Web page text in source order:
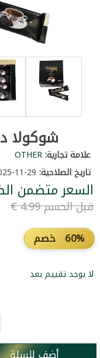
شوكولا
علامة تجارية:OTHER
تاريخ الصلاحية:
السعر متضمن
قبل الحسم ‏4.99 €
60% خصم
لا يوجد تقييم بعد
أضف للسلة